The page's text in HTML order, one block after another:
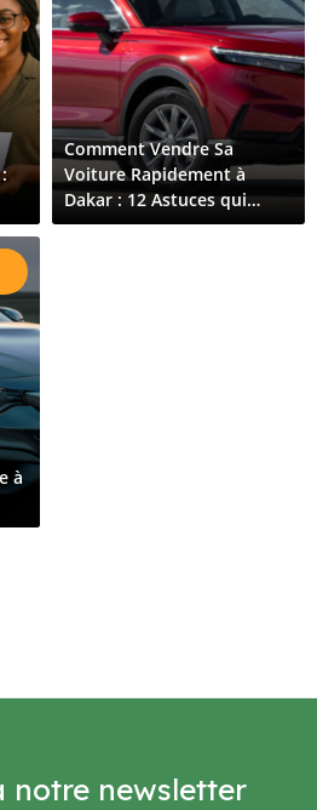
Comment Vendre Sa
Voiture Rapidement à
Dakar : 12 Astuces qui
Fonctionnent Vraiment
à
notre newsletter